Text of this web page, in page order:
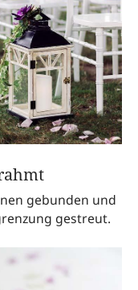
gebunden und
gestreut.